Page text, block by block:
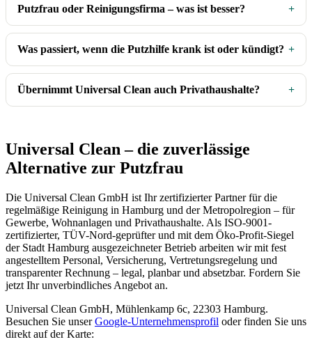
Putzfrau oder Reinigungsfirma – was ist besser?
Was passiert, wenn die Putzhilfe krank ist oder kündigt?
Übernimmt Universal Clean auch Privathaushalte?
Universal Clean – die zuverlässige
Alternative zur Putzfrau
Die Universal Clean GmbH ist Ihr zertifizierter Partner für die
regelmäßige Reinigung in Hamburg und der Metropolregion – für
Gewerbe, Wohnanlagen und Privathaushalte. Als ISO-9001-
zertifizierter, TÜV-Nord-geprüfter und mit dem Öko-Profit-Siegel
der Stadt Hamburg ausgezeichneter Betrieb arbeiten wir mit fest
angestelltem Personal, Versicherung, Vertretungsregelung und
transparenter Rechnung – legal, planbar und absetzbar. Fordern Sie
jetzt Ihr unverbindliches Angebot an.
Universal Clean GmbH, Mühlenkamp 6c, 22303 Hamburg.
Besuchen Sie unserGoogle-Unternehmensprofil oder finden Sie uns
direkt auf der Karte: